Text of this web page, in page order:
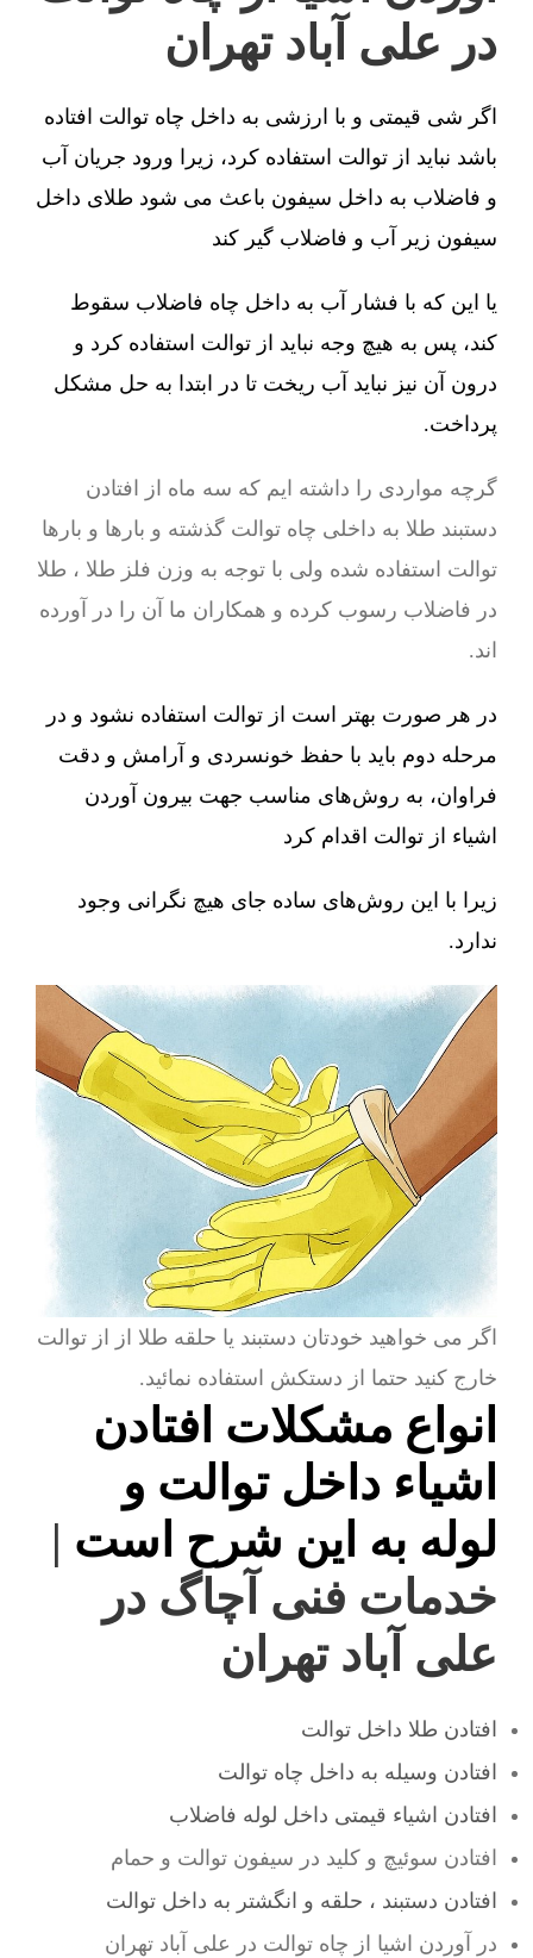
در علی آباد تهران
اگر شی قیمتی و با ارزشی به داخل چاه توالت افتاده
باشد نباید از توالت استفاده کرد، زیرا ورود جریان آب
و فاضلاب به داخل سیفون باعث می شود طلای داخل
سیفون زیر آب و فاضلاب گیر کند
یا این که با فشار آب به داخل چاه فاضلاب سقوط
کند، پس به هیچ وجه نباید از توالت استفاده کرد و
درون آن نیز نباید آب ریخت تا در ابتدا به حل مشکل
پرداخت.
گرچه مواردی را داشته ایم که سه ماه از افتادن
دستبند طلا به داخلی چاه توالت گذشته و بارها و بارها
توالت استفاده شده ولی با توجه به وزن فلز طلا ، طلا
در فاضلاب رسوب کرده و همکاران ما آن را در آورده
اند.
در هر صورت بهتر است از توالت استفاده نشود و در
مرحله دوم باید با حفظ خونسردی و آرامش و دقت
فراوان، به روش‌های مناسب جهت بیرون آوردن
اشیاء از توالت اقدام کرد
زیرا با این روش‌های ساده جای هیچ نگرانی وجود
ندارد.
اگر می خواهید خودتان دستبند یا حلقه طلا از از توالت
خارج کنید حتما از دستکش استفاده نمائید.
انواع مشکلات افتادن
اشیاء داخل توالت و
لوله به این شرح است |
خدمات فنی آچاگ در
علی آباد تهران
افتادن طلا داخل توالت
افتادن وسیله به داخل چاه توالت
افتادن اشیاء قیمتی داخل لوله فاضلاب
افتادن سوئیچ و کلید در سیفون توالت و حمام
افتادن دستبند ، حلقه و انگشتر به داخل توالت
در آوردن اشیا از چاه توالت در علی آباد تهران